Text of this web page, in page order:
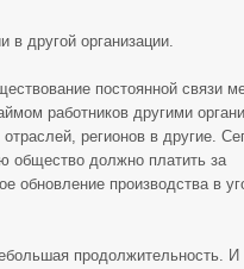
в другой организации.
постоянной связи
работников другими
регионов в другие.
общество должно платить за
обновление производства в
продолжительность. И